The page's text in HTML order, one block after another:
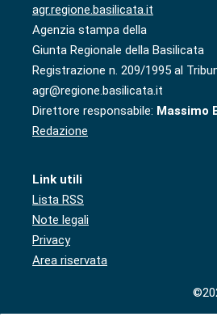
agr.regione.basilicata.it
Agenzia stampa della
Giunta Regionale della Basilicata
Registrazione n. 209/1995 al
agr@regione.basilicata.it
Direttore responsabile: Massimo
Redazione
Link utili
Lista RSS
Note legali
Privacy
Area riservata